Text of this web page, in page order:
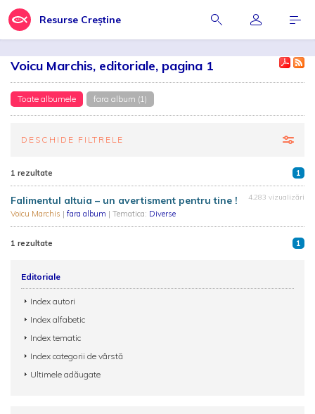
Resurse Creștine
Voicu Marchis, editoriale, pagina 1
Toate albumele fara album (1)
DESCHIDE FILTRELE
1 rezultate 1
Falimentul altuia – un avertisment pentru tine !
Voicu Marchis | fara album | Tematica: Diverse
4.283 vizualizări
1 rezultate 1
Editoriale
Index autori
Index alfabetic
Index tematic
Index categorii de vârstă
Ultimele adăugate